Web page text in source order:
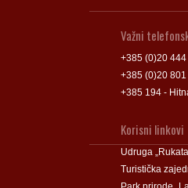
Važni
+385 (0)20
+385 (0)20
+385 194 -
Korisni linkovi
Udruga
Turistička